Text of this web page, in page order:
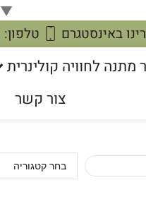
▼
באינסטגרם טלפון: 052-7721102
מתנה לחוויה קולינרית
צור קשר